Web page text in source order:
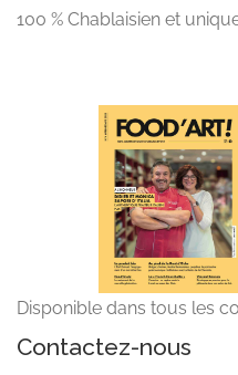
100 % Chablaisien et
Disponible dans tous les
Contactez-nous